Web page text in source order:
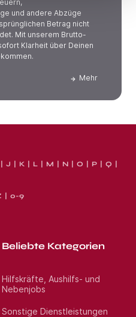
und andere Abzüge
Betrag nicht
Mit unserem Brutto-
Klarheit über Deinen
Mehr
J K L M N O P Q
0-9
Beliebte Kategorien
Hilfskräfte, Aushilfs- und
Nebenjobs
Sonstige Dienstleistungen